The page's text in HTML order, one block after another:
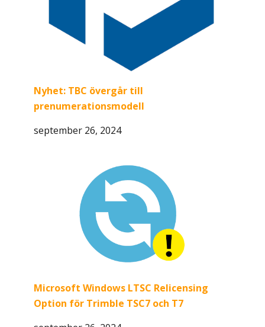
Nyhet: TBC övergår till
prenumerationsmodell
september 26, 2024
Microsoft Windows LTSC Relicensing
Option för Trimble TSC7 och T7